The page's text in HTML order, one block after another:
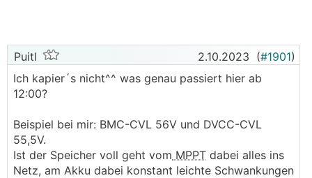
Puitl 2.10.2023 (#1901)
Ich kapier´s nicht^^ was genau passiert hier ab
12:00?
Beispiel bei mir: BMC-CVL 56V und DVCC-CVL
55,5V.
Ist der Speicher voll geht vom MPPT dabei alles ins
Netz, am Akku dabei konstant leichte Schwankungen